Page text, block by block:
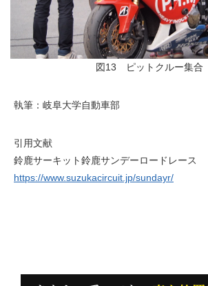
図13 ピットクルー集合
執筆：岐阜大学自動車部
引用文献
鈴鹿サーキット鈴鹿サンデーロードレース
https://www.suzukacircuit.jp/sundayr/